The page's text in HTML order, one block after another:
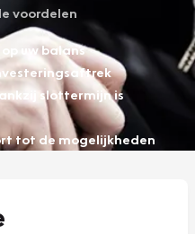
voordelen
uw balans
slottermijn is
tot de mogelijkheden